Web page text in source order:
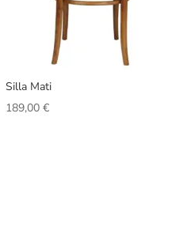
Silla Mati
189,00 €